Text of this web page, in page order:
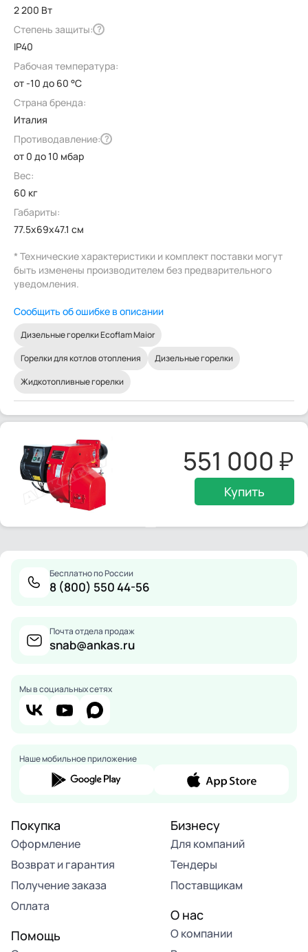
2 200 Вт
Степень защиты: ?
IP40
Рабочая температура:
от -10 до 60 °C
Страна бренда:
Италия
Противодавление: ?
от 0 до 10 мбар
Вес:
60 кг
Габариты:
77.5x69x47.1 см
* Технические характеристики и комплект поставки могут
быть изменены производителем без предварительного
уведомления.
Сообщить об ошибке в описании
Дизельные горелки Ecoflam Maior
Горелки для котлов отопления
Дизельные горелки
Жидкотопливные горелки
551 000
Купить
Бесплатно по России
8 (800) 550 44-56
Почта отдела продаж
snab@ankas.ru
Мы в социальных сетях
Наше мобильное приложение
Покупка
Оформление
Возврат и гарантия
Получение заказа
Оплата
Помощь
Бизнесу
Для компаний
Тендеры
Поставщикам
О нас
О компании